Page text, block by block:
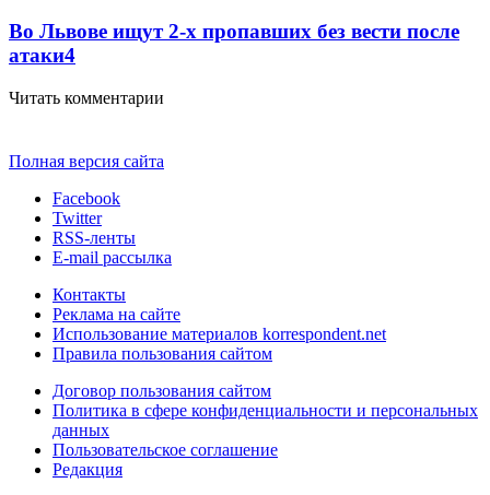
Во Львове ищут 2-х пропавших без вести после
атаки4
Читать комментарии
Полная версия сайта
Facebook
Twitter
RSS-ленты
E-mail рассылка
Контакты
Реклама на сайте
Использование материалов korrespondent.net
Правила пользования сайтом
Договор пользования сайтом
Политика в сфере конфиденциальности и персональных
данных
Пользовательское соглашение
Редакция